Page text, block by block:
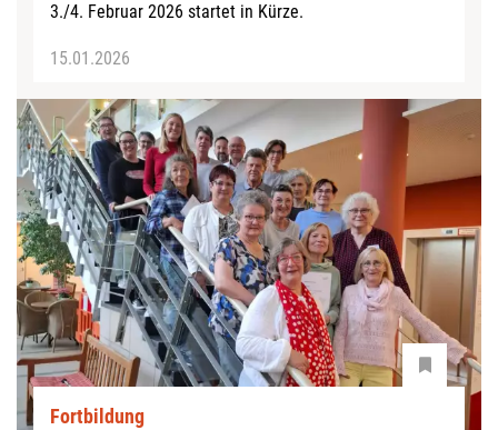
3./4. Februar 2026 startet in Kürze.
15.01.2026
Fortbildung